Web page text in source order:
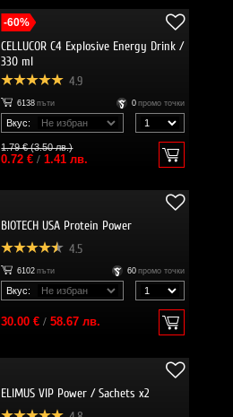
-60%
CELLUCOR C4 Explosive Energy Drink /
330 ml
4.9
6138 пъти 0 промо точки
Вкус:
1.79 € (3.50 лв.)
0.72 €/ 1.41 лв.
BIOTECH USA Protein Power
4.5
6102 пъти 60 промо точки
Вкус:
30.00 €/ 58.67 лв.
ELIMUS VIP Power / Sachets x2